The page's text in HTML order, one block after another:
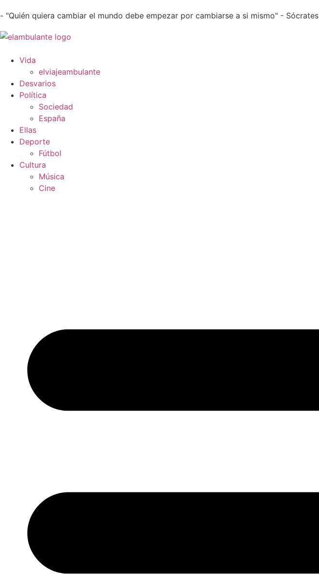
- "Quién quiera cambiar el mundo debe empezar por cambiarse a si mismo" - Sócrates
Vida
elviajeambulante
Desvarios
Política
Sociedad
España
Ellas
Deporte
Fútbol
Cultura
Música
Cine